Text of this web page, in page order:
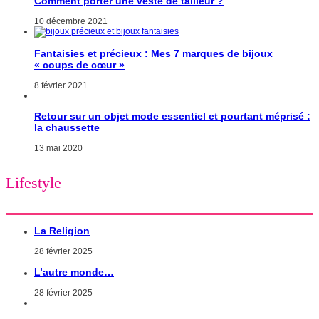
10 décembre 2021
Fantaisies et précieux : Mes 7 marques de bijoux
« coups de cœur »
8 février 2021
Retour sur un objet mode essentiel et pourtant méprisé :
la chaussette
13 mai 2020
Lifestyle
La Religion
28 février 2025
L’autre monde…
28 février 2025